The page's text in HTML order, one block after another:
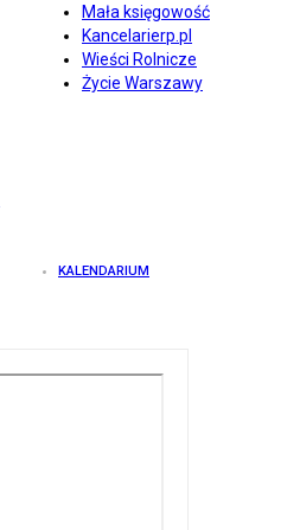
Mała księgowość
Kancelarierp.pl
Wieści Rolnicze
Życie Warszawy
KALENDARIUM